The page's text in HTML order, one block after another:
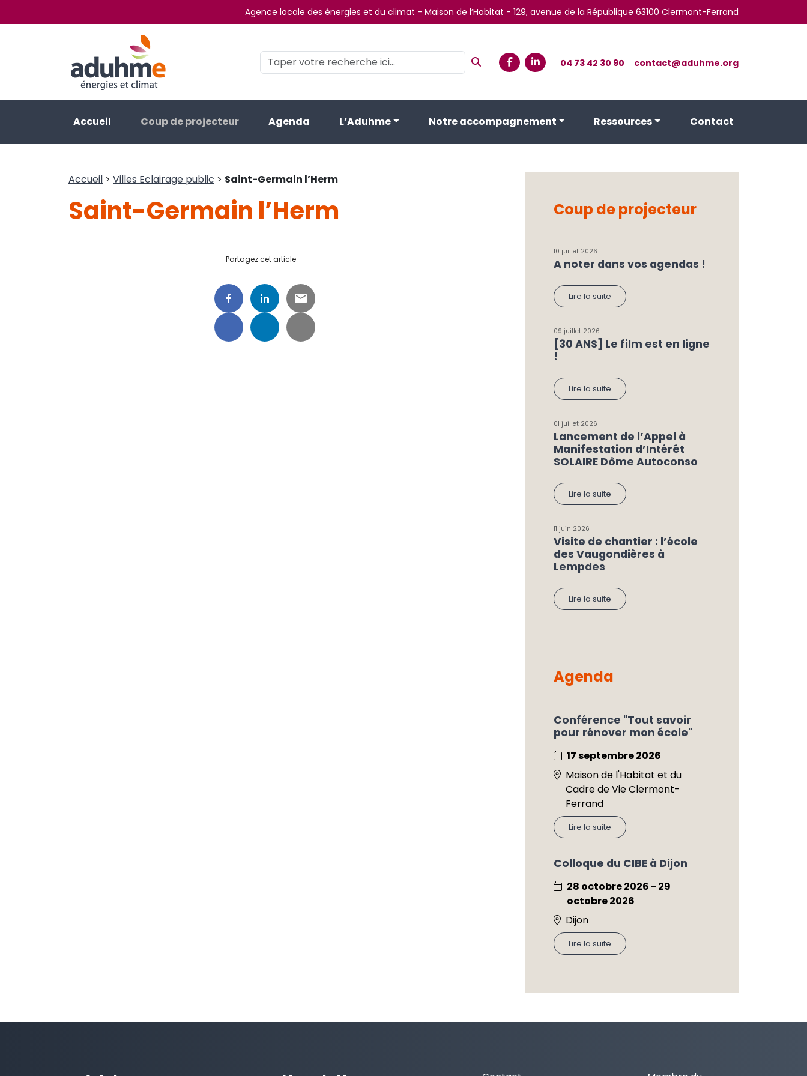
Agence locale des énergies et du climat - Maison de l’Habitat - 129, avenue de la République 63100 Clermont-Ferrand
04 73 42 30 90 contact@aduhme.org
Accueil Coup de projecteur Agenda L’Aduhme Notre accompagnement Ressources Contact
Accueil > Villes Eclairage public > Saint-Germain l’Herm
Saint-Germain l’Herm
Partagez cet article
Coup de projecteur
10 juillet 2026
A noter dans vos agendas !
Lire la suite
09 juillet 2026
[30 ANS] Le film est en ligne
!
Lire la suite
01 juillet 2026
Lancement de l’Appel à
Manifestation d’Intérêt
SOLAIRE Dôme Autoconso
Lire la suite
11 juin 2026
Visite de chantier : l’école
des Vaugondières à
Lempdes
Lire la suite
Agenda
Conférence "Tout savoir
pour rénover mon école"
17 septembre 2026
Maison de l'Habitat et du
Cadre de Vie Clermont-
Ferrand
Lire la suite
Colloque du CIBE à Dijon
28 octobre 2026 - 29
octobre 2026
Dijon
Lire la suite